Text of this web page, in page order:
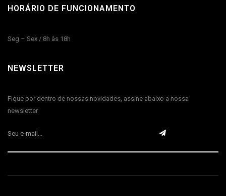
HORÁRIO DE FUNCIONAMENTO
Seg – Sex / 8h às 18h
NEWSLETTER
Fique por dentro de nossas novidades, assine abaixo a nossa
newsletter